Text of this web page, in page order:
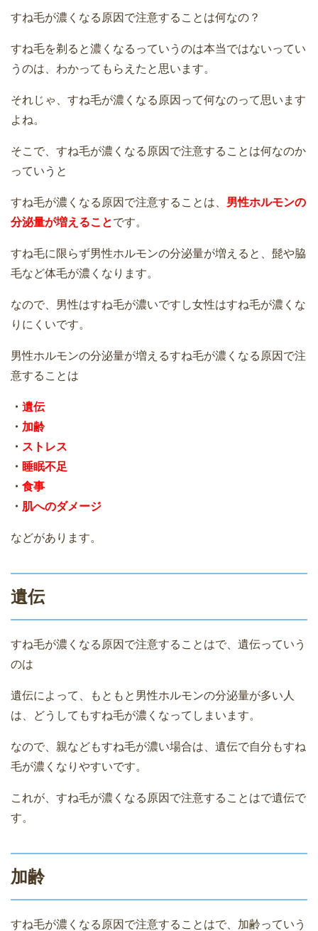
すね毛が濃くなる原因で注意することは何なの？
すね毛を剃ると濃くなるっていうのは本当ではないってい
うのは、わかってもらえたと思います。
それじゃ、すね毛が濃くなる原因って何なのって思います
よね。
そこで、すね毛が濃くなる原因で注意することは何なのか
っていうと
すね毛が濃くなる原因で注意することは、 男性ホルモンの
分泌量が増えることです。
すね毛に限らず男性ホルモンの分泌量が増えると、髭や脇
毛など体毛が濃くなります。
なので、男性はすね毛が濃いですし女性はすね毛が濃くな
りにくいです。
男性ホルモンの分泌量が増えるすね毛が濃くなる原因で注
意することは
・ 遺伝
・ 加齢
・ ストレス
・ 睡眠不足
・ 食事
・ 肌へのダメージ
などがあります。
遺伝
すね毛が濃くなる原因で注意することはで、遺伝っていう
のは
遺伝によって、もともと男性ホルモンの分泌量が多い人
は、どうしてもすね毛が濃くなってしまいます。
なので、親などもすね毛が濃い場合は、遺伝で自分もすね
毛が濃くなりやすいです。
これが、すね毛が濃くなる原因で注意することはで遺伝で
す。
加齢
すね毛が濃くなる原因で注意することはで、加齢っていう